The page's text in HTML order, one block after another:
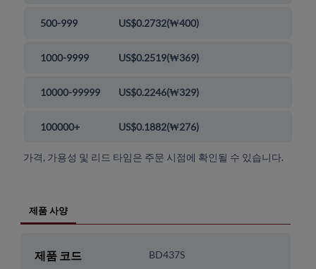
500-999 US$0.2732(₩400)
1000-9999 US$0.2519(₩369)
10000-99999 US$0.2246(₩329)
100000+ US$0.1882(₩276)
가격, 가용성 및 리드 타임은 주문 시점에 확인될 수 있습니다.
제품 사양
제품 코드 BD437S